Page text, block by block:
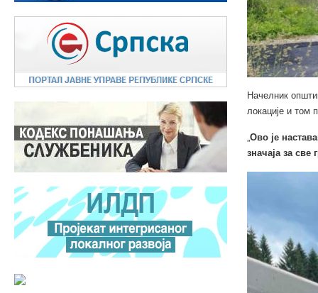
Начелник
локације и том
„Ово је
значаја за